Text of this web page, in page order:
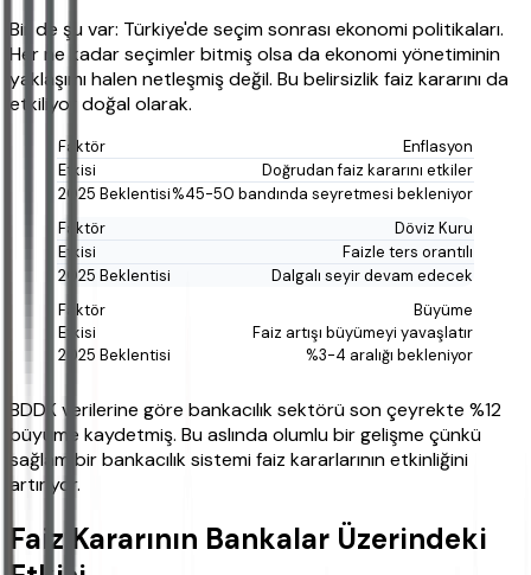
Bir de şu var: Türkiye'de seçim sonrası ekonomi politikaları.
Her ne kadar seçimler bitmiş olsa da ekonomi yönetiminin
yaklaşımı halen netleşmiş değil. Bu belirsizlik faiz kararını da
etkiliyor doğal olarak.
Enflasyon
Doğrudan faiz kararını etkiler
%45-50 bandında seyretmesi bekleniyor
Döviz Kuru
Faizle ters orantılı
Dalgalı seyir devam edecek
Büyüme
Faiz artışı büyümeyi yavaşlatır
%3-4 aralığı bekleniyor
BDDK verilerine göre bankacılık sektörü son çeyrekte %12
büyüme kaydetmiş. Bu aslında olumlu bir gelişme çünkü
sağlam bir bankacılık sistemi faiz kararlarının etkinliğini
artırıyor.
Faiz Kararının Bankalar Üzerindeki